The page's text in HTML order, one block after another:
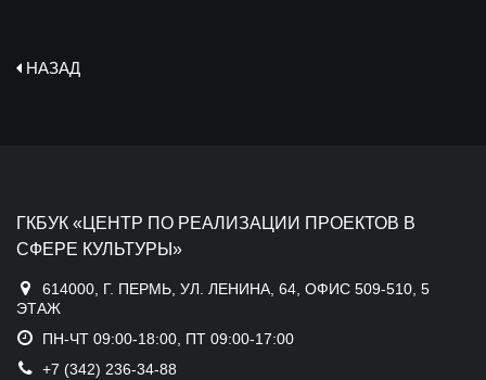
НАЗАД
ГКБУК «ЦЕНТР ПО РЕАЛИЗАЦИИ ПРОЕКТОВ В
СФЕРЕ КУЛЬТУРЫ»
614000, Г. ПЕРМЬ, УЛ. ЛЕНИНА, 64, ОФИС 509-510, 5
ЭТАЖ
ПН-ЧТ 09:00-18:00, ПТ 09:00-17:00
+7 (342) 236-34-88